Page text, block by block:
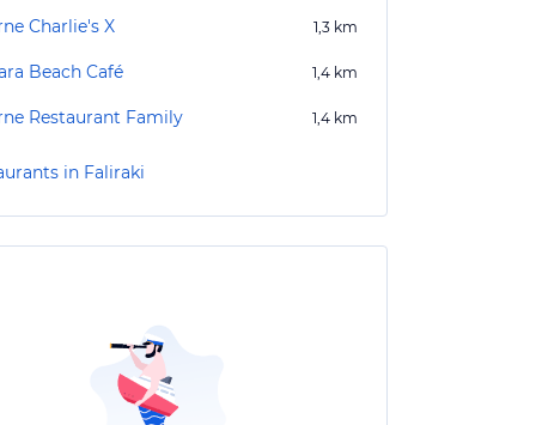
Charlie's X 1,3 km
Beach Café 1,4 km
Restaurant Family 1,4 km
in Faliraki